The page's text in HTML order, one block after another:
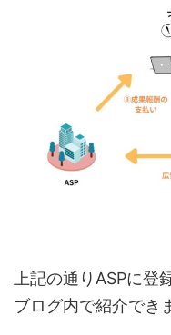
上記の通りASPに登
ブログ内で紹介でき